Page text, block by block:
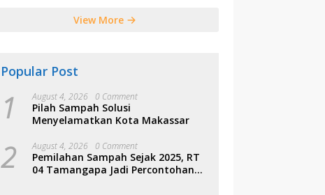
View More
Popular Post
1 August 4, 2026 0 Comment
Pilah Sampah Solusi
Menyelamatkan Kota Makassar
2 August 4, 2026 0 Comment
Pemilahan Sampah Sejak 2025, RT
04 Tamangapa Jadi Percontohan